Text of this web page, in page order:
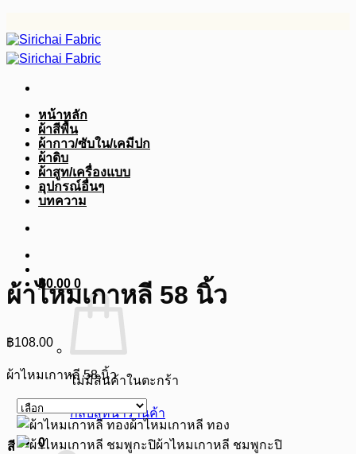
ไป
ยัง
หน้าหลัก
ผ้าสีพื้น
ผ้ากาว/ซับใน/เคมีปก
ผ้าดิบ
ผ้าสูท/เครื่องแบบ
อุปกรณ์อื่นๆ
บทความ
฿0.00 0
ไม่มีสินค้าในตะกร้า
กลับสู่หน้าร้านค้า
0
ผ้าไหมเกาหลี 58 นิ้ว
฿108.00
ผ้าไหมเกาหลี 58 นิ้ว
สี
ผ้าไหมเกาหลี ทอง
ผ้าไหมเกาหลี ชมพูกะปิ